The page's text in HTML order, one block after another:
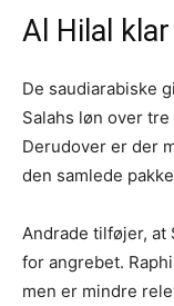
Al Hilal
De saudiarabiske
Salahs løn over
Derudover er der
den samlede
Andrade tilføjer, at
for angrebet.
men er mindre